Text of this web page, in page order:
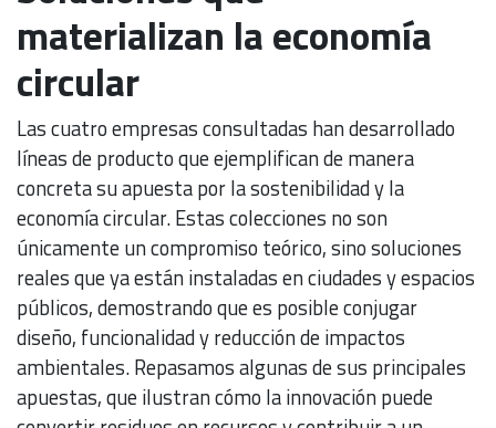
materializan la economía
circular
Las cuatro empresas consultadas han desarrollado
líneas de producto que ejemplifican de manera
concreta su apuesta por la sostenibilidad y la
economía circular. Estas colecciones no son
únicamente un compromiso teórico, sino soluciones
reales que ya están instaladas en ciudades y espacios
públicos, demostrando que es posible conjugar
diseño, funcionalidad y reducción de impactos
ambientales. Repasamos algunas de sus principales
apuestas, que ilustran cómo la innovación puede